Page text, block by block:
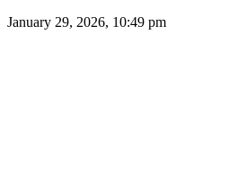
January 29, 2026, 10:49 pm